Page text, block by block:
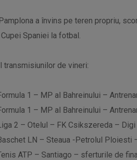
a învins pe teren propriu,
Spaniei la fotbal.
transmisiunilor de vineri:
1 – MP al Bahreinului –
1 – MP al Bahreinului –
2 – Otelul – FK Csikszereda –
LN – Steaua -Petrolul Ploiesti
ATP – Santiago – sferturile de